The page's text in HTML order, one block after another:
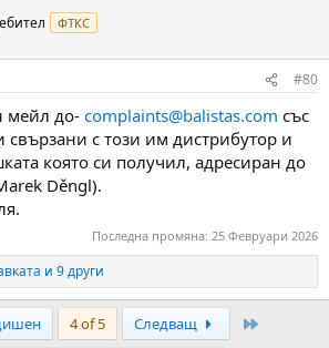
ФТКС
#80
мейл до- complaints@balistas.com със
свързани с този им дистрибутор и
която си получил, адресиран до
Děngl).
Последна промяна: 25 Февруари 2026
и 9 други
4 of 5 Следващ